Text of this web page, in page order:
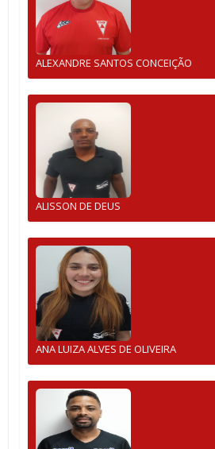
ALEXANDRE SANTOS CONCEIÇÃO
ALISSON DE DEUS
ANA LUIZA ALVES DE OLIVEIRA